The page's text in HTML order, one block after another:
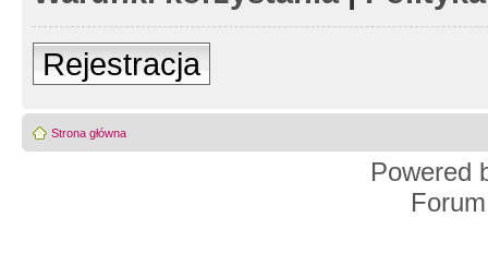
Rejestracja
Strona główna
Powered